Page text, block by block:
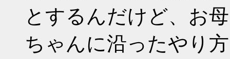
とするんだけど、お
ちゃんに沿ったやり